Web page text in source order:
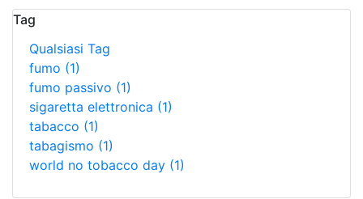
Tag
Qualsiasi Tag
fumo (1)
fumo passivo (1)
sigaretta elettronica (1)
tabacco (1)
tabagismo (1)
world no tobacco day (1)